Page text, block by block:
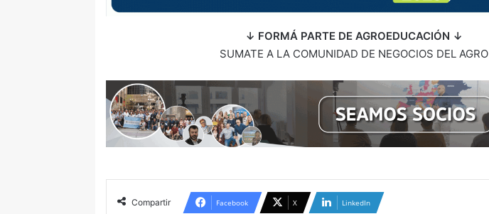
↓ FORMÁ PARTE DE AGROEDUCACIÓN ↓
SUMATE A LA COMUNIDAD DE NEGOCIOS DEL AGRO
Compartir Facebook X LinkedIn